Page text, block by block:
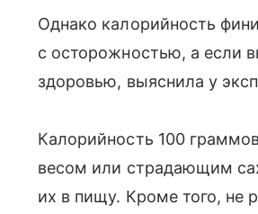
Однако калорийность
с осторожностью, а если
здоровью, выяснила у
Калорийность 100
весом или страдающим
их в пищу. Кроме того, не